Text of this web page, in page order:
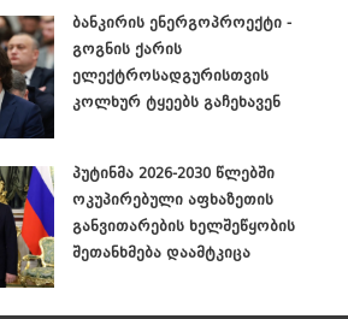
ბანკირის ენერგოპროექტი -
გოგნის ქარის
ელექტროსადგურისთვის
კოლხურ ტყეებს გაჩეხავენ
პუტინმა 2026-2030 წლებში
ოკუპირებული აფხაზეთის
განვითარების ხელშეწყობის
შეთანხმება დაამტკიცა